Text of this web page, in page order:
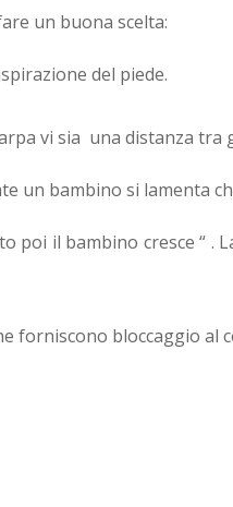
un buona scelta:
del piede.
vi sia una distanza tra
un bambino si lamenta
poi il bambino cresce “
forniscono bloccaggio